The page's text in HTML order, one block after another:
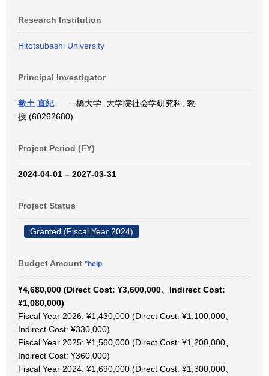
Research Institution
Hitotsubashi University
Principal Investigator
數土 直紀
一橋大学, 大学院社会学研究科, 教
授 (60262680)
Project Period (FY)
2024-04-01 – 2027-03-31
Project Status
Granted (Fiscal Year 2024)
Budget Amount *help
¥4,680,000 (Direct Cost: ¥3,600,000、Indirect Cost:
¥1,080,000)
Fiscal Year 2026: ¥1,430,000 (Direct Cost: ¥1,100,000、
Indirect Cost: ¥330,000)
Fiscal Year 2025: ¥1,560,000 (Direct Cost: ¥1,200,000、
Indirect Cost: ¥360,000)
Fiscal Year 2024: ¥1,690,000 (Direct Cost: ¥1,300,000、